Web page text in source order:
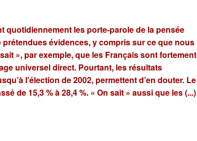
quotidiennement les porte-parole de la pensée
évidences, y compris sur ce que nous
», par exemple, que les Français sont fortement
universel direct. Pourtant, les résultats
l’élection de 2002, permettent d’en douter. Le
de 15,3 % à 28,4 %. « On sait » aussi que les (...)